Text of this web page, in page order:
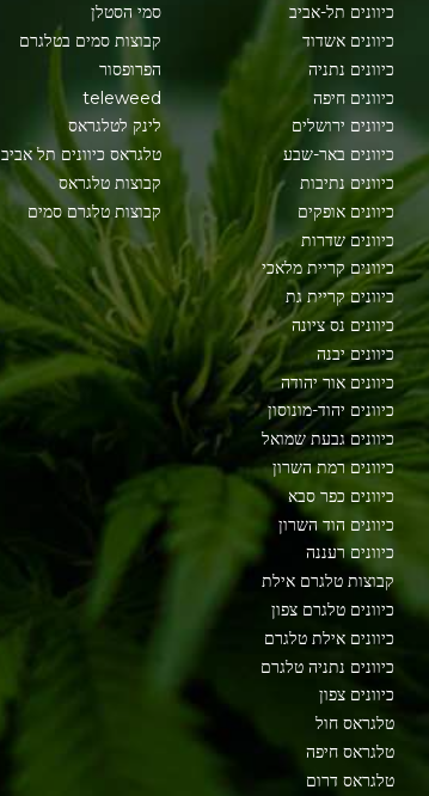
כיוונים תל-אביב
כיוונים אשדוד
כיוונים נתניה
כיוונים חיפה
כיוונים ירושלים
כיוונים באר-שבע
כיוונים נתיבות
כיוונים אופקים
כיוונים שדרות
כיוונים קריית מלאכי
כיוונים קריית גת
כיוונים נס ציונה
כיוונים יבנה
כיוונים אור יהודה
כיוונים יהוד-מונוסון
כיוונים גבעת שמואל
כיוונים רמת השרון
כיוונים כפר סבא
כיוונים הוד השרון
כיוונים רעננה
קבוצות טלגרם אילת
כיוונים טלגרם צפון
כיוונים אילת טלגרם
כיוונים נתניה טלגרם
כיוונים צפון
טלגראס חול
טלגראס חיפה
טלגראס דרום
סמי הסטלן
קבוצות סמים בטלגרם
הפרופסור
teleweed
לינק לטלגראס
טלגראס כיוונים תל אביב
קבוצות טלגראס
קבוצות טלגרם סמים